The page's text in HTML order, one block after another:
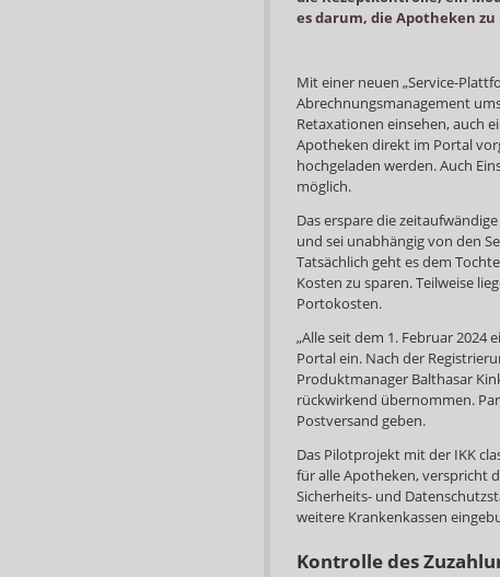
es darum, die Apotheken zu
Mit einer neuen „Service-
Abrechnungsmanagement
Retaxationen einsehen, auch
Apotheken direkt im Portal
hochgeladen werden. Auch
möglich.
Das erspare die
und sei unabhängig von den
Tatsächlich geht es dem
Kosten zu sparen. Teilweise
Portokosten.
„Alle seit dem 1. Februar 2024
Portal ein. Nach der
Produktmanager Balthasar
rückwirkend übernommen.
Postversand geben.
Das Pilotprojekt mit der IKK
für alle Apotheken, verspricht
Sicherheits- und
weitere Krankenkassen
Kontrolle des